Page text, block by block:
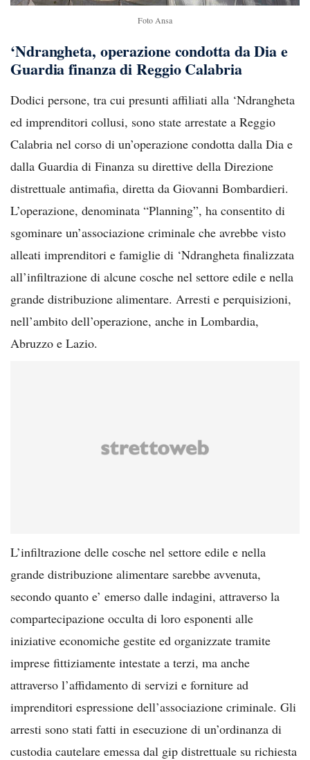
Foto Ansa
‘Ndrangheta, operazione condotta da Dia e
Guardia finanza di Reggio Calabria
Dodici persone, tra cui presunti affiliati alla ‘Ndrangheta
ed imprenditori collusi, sono state arrestate a Reggio
Calabria nel corso di un’operazione condotta dalla Dia e
dalla Guardia di Finanza su direttive della Direzione
distrettuale antimafia, diretta da Giovanni Bombardieri.
L’operazione, denominata “Planning”, ha consentito di
sgominare un’associazione criminale che avrebbe visto
alleati imprenditori e famiglie di ‘Ndrangheta finalizzata
all’infiltrazione di alcune cosche nel settore edile e nella
grande distribuzione alimentare. Arresti e perquisizioni,
nell’ambito dell’operazione, anche in Lombardia,
Abruzzo e Lazio.
L’infiltrazione delle cosche nel settore edile e nella
grande distribuzione alimentare sarebbe avvenuta,
secondo quanto e’ emerso dalle indagini, attraverso la
compartecipazione occulta di loro esponenti alle
iniziative economiche gestite ed organizzate tramite
imprese fittiziamente intestate a terzi, ma anche
attraverso l’affidamento di servizi e forniture ad
imprenditori espressione dell’associazione criminale. Gli
arresti sono stati fatti in esecuzione di un’ordinanza di
custodia cautelare emessa dal gip distrettuale su richiesta